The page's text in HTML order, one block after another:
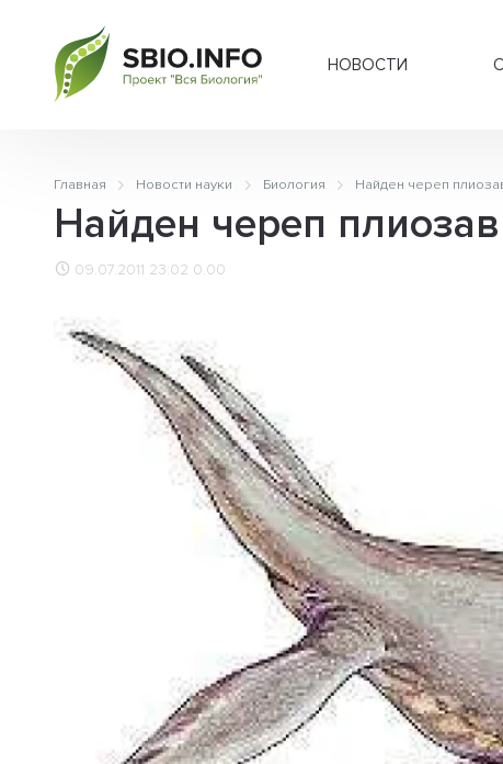
НОВОСТИ
Главная Новости науки Биология Найден череп
Найден череп
09.07.2011 23:02 0.00